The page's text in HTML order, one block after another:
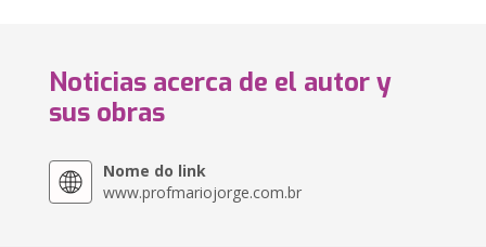
Noticias acerca de el autor y
sus obras
Nome do link
www.profmariojorge.com.br